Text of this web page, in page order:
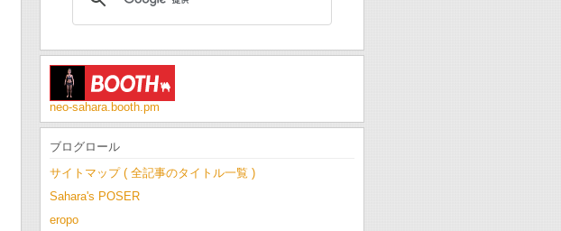
neo-sahara.booth.pm
ブログロール
サイトマップ ( 全記事のタイトル一覧 )
Sahara's POSER
eropo